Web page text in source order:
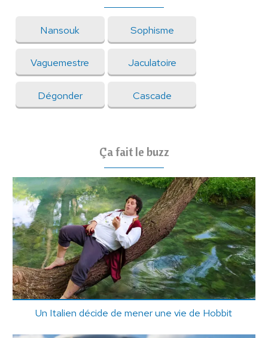
Nansouk Sophisme
Vaguemestre Jaculatoire
Dégonder Cascade
Ça fait le buzz
Un Italien décide de mener une vie de Hobbit